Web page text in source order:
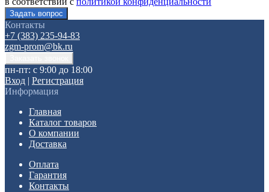
Контакты
+7 (383) 235-94-83
zgm-prom@bk.ru
пн-пт: с 9:00 до 18:00
Вход | Регистрация
Информация
Главная
Каталог товаров
О компании
Доставка
Оплата
Гарантия
Контакты